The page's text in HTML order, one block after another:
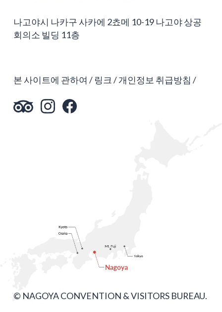
나고야시 나카구 사카에 2쵸메 10-19 나고야 상공
회의소 빌딩 11층
본 사이트에 관하여 링크 개인정보 취급방침
© NAGOYA CONVENTION & VISITORS BUREAU.